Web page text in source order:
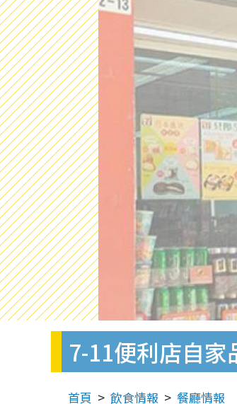
7-11便利店自
首頁 飲食情報 餐廳情報